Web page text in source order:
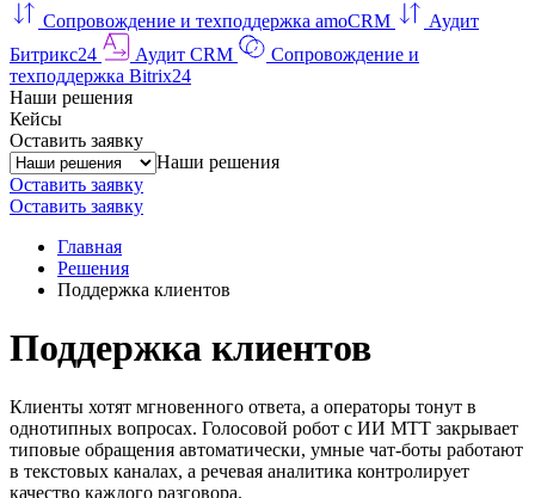
Сопровождение и техподдержка amoCRM
Аудит
Битрикс24
Аудит CRM
Сопровождение и
техподдержка Bitrix24
Наши решения
Кейсы
Оставить заявку
Наши решения
Оставить заявку
Оставить заявку
Главная
Решения
Поддержка клиентов
Поддержка клиентов
Клиенты хотят мгновенного ответа, а операторы тонут в
однотипных вопросах. Голосовой робот с ИИ МТТ закрывает
типовые обращения автоматически, умные чат-боты работают
в текстовых каналах, а речевая аналитика контролирует
качество каждого разговора.